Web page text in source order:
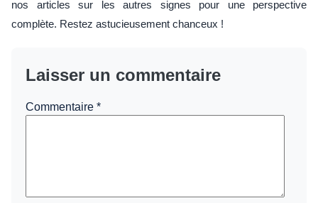
nos articles sur les autres signes pour une perspective
complète. Restez astucieusement chanceux !
Laisser un commentaire
Commentaire *